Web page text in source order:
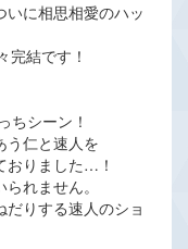
に相思相愛のハッ
完結です！
ちシーン！
う仁と速人を
おりました…！
れません。
りする速人のショ